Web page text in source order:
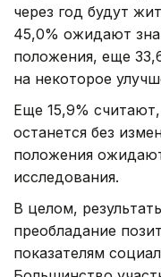
через год будут
45,0% ожидают
положения, еще
на некоторое
Еще 15,9%
останется без
положения
исследования.
В целом,
преобладание
показателям